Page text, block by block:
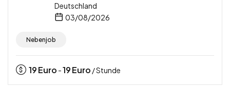
Deutschland
03/08/2026
Nebenjob
19Euro -19Euro / Stunde